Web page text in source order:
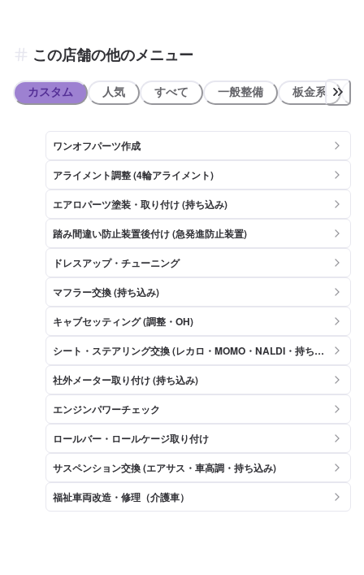
この店舗の他のメニュー
カスタム 人気 すべて 一般整備 板金系
ワンオフパーツ作成
アライメント調整 (4輪アライメント)
エアロパーツ塗装・取り付け (持ち込み)
踏み間違い防止装置後付け (急発進防止装置)
ドレスアップ・チューニング
マフラー交換 (持ち込み)
キャブセッティング (調整・OH)
シート・ステアリング交換 (レカロ・MOMO・NALDI・持ち込
み)
社外メーター取り付け (持ち込み)
エンジンパワーチェック
ロールバー・ロールケージ取り付け
サスペンション交換 (エアサス・車高調・持ち込み)
福祉車両改造・修理（介護車）